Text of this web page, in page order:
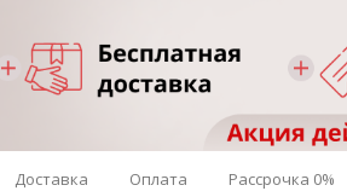
Доставка Оплата Рассрочка 0%